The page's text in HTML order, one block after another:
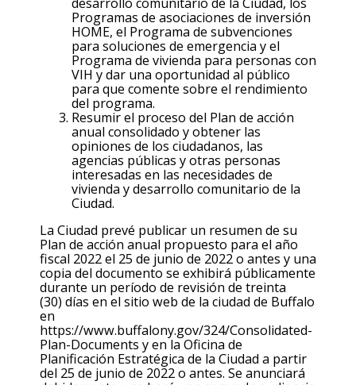
Programas de asociaciones de inversión
HOME, el Programa de subvenciones
para soluciones de emergencia y el
Programa de vivienda para personas con
VIH y dar una oportunidad al público
para que comente sobre el rendimiento
del programa.
Resumir el proceso del Plan de acción
anual consolidado y obtener las
opiniones de los ciudadanos, las
agencias públicas y otras personas
interesadas en las necesidades de
vivienda y desarrollo comunitario de la
Ciudad.
La Ciudad prevé publicar un resumen de su
Plan de acción anual propuesto para el año
fiscal 2022 el 25 de junio de 2022 o antes y una
copia del documento se exhibirá públicamente
durante un período de revisión de treinta
(30) días en el sitio web de la ciudad de Buffalo
en
https://www.buffalony.gov/324/Consolidated-
Plan-Documents y en la Oficina de
Planificación Estratégica de la Ciudad a partir
del 25 de junio de 2022 o antes. Se anunciará